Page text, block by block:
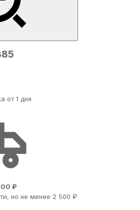
от 1 дня
₽
но не менее 2 500 ₽